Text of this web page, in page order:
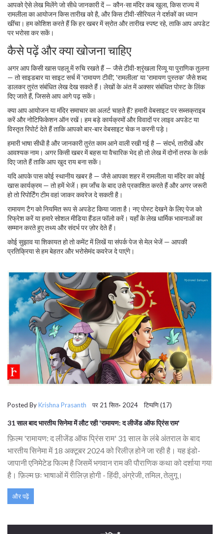
आपको ऐसे लेख मिलेंगे जो सीधे जानकारी दें — कौन-सा मंदिर कब खुला, किस राज्य में
रामलीला का आयोजन किस तारीख को है, और किस टीवी-सीरियल ने दर्शकों का ध्यान
खींचा। हम कोशिश करते हैं कि हर खबर में स्रोत और तारीख स्पष्ट रहे, ताकि आप अपडेट
पर भरोसा कर सकें।
कैसे पढ़ें और क्या खोजना चाहिए
अगर आप किसी खास पहलू में रुचि रखते हैं — जैसे टीवी-श्रृंखला रिव्यू या पुराणिक तुलना
— तो साइडबार या साइट सर्च में 'रामायण टीवी', 'रामलीला' या 'रामायण पुस्तक' जैसे शब्द
डालकर तुरंत संबंधित लेख देख सकते हैं। लेखों के अंत में अक्सर संबंधित पोस्ट के लिंक
दिए जाते हैं, जिससे आप आगे पढ़ सकें।
क्या आप आयोजन या मंदिर समाचार का अलर्ट चाहते हैं? हमारी वेबसाइट पर सब्सक्राइब
करें और नोटिफिकेशन ऑन रखें। हम बड़े कार्यक्रमों और विवादों पर लाइव अपडेट या
विस्तृत रिपोर्ट देते हैं ताकि आपको बार-बार वेबसाइट चेक न करनी पड़े।
हमारी भाषा सीधी है और जानकारी तुरंत काम आने वाली रखी गई है — संदर्भ, तारीखें और
आवश्यक नाम। अगर किसी खबर में बहस या वैचारिक भेद हो तो लेख में दोनों तरफ के तर्क
दिए जाते हैं ताकि आप खुद राय बना सकें।
यदि आपके पास कोई स्थानीय खबर है — जैसे आपका शहर में रामलीला या मंदिर का कोई
खास कार्यक्रम — तो हमें भेजें। हम जाँच के बाद उसे प्रकाशित करते हैं और अगर जरूरी
हो तो रिपोर्टिंग टीम वहां जाकर कवरेज दे सकती है।
रामायण टैग को नियमित रूप से अपडेट किया जाता है। नए पोस्ट देखने के लिए पेज को
रिफ्रेश करें या हमारे सोशल मीडिया हैंडल फॉलो करें। यहाँ के लेख धार्मिक भावनाओं का
सम्मान करते हुए तथ्य और संदर्भ पर ज़ोर देते हैं।
कोई सुझाव या शिकायत हो तो कमेंट में लिखें या संपर्क पेज से मेल भेजें — आपकी
प्रतिक्रिया से हम बेहतर और भरोसेमंद कवरेज दे पाएंगे।
Posted ByKrishna Prasanth पर 21 सित॰ 2024 टिप्पणि (17)
31 साल बाद भारतीय सिनेमा में लौट रही 'रामायण: द लीजेंड ऑफ प्रिंस राम'
फ़िल्म 'रामायण: द लीजेंड ऑफ प्रिंस राम' 31 साल के लंबे अंतराल के बाद
भारतीय सिनेमा में 18 अक्टूबर 2024 को रिलीज़ होने जा रही है। यह इंडो-
जापानी एनिमेटेड फिल्म है जिसमें भगवान राम की पौराणिक कथा को दर्शाया गया
है। फ़िल्म छः भाषाओं में रीलिज़ होगी - हिंदी, अंग्रेजी, तमिल, तेलुगू।
और पढ़ें